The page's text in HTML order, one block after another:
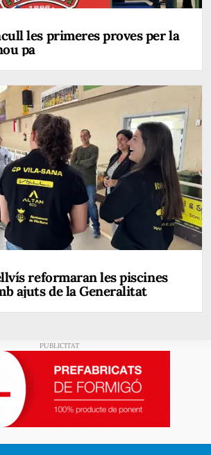
les primeres proves per la
pa
reformaran les piscines
ajuts de la Generalitat